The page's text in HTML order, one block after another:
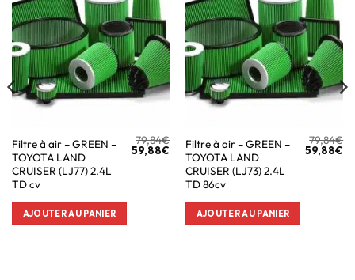
Filtre à air – GREEN –
TOYOTA LAND
CRUISER (LJ77) 2.4L
TD cv
79,84€
59,88€
AJOUTER AU PANIER
Filtre à air – GREEN –
TOYOTA LAND
CRUISER (LJ73) 2.4L
TD 86cv
79,84€
59,88€
AJOUTER AU PANIER